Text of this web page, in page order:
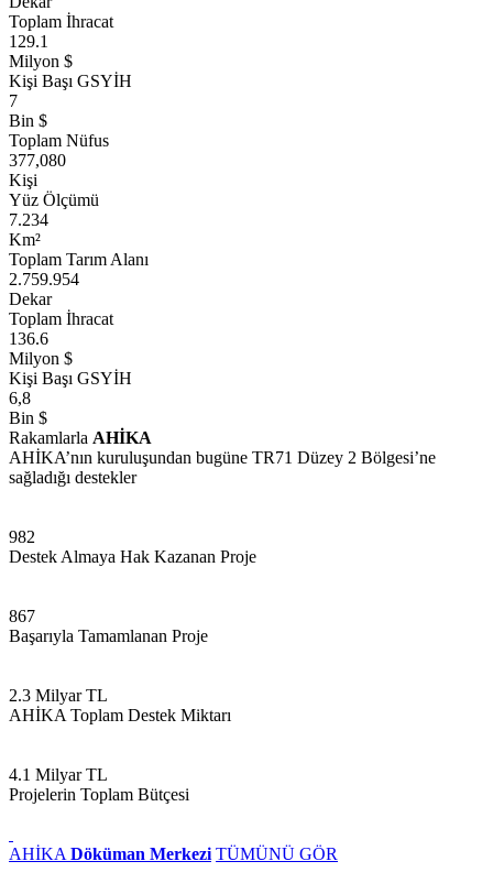
Toplam İhracat
129.1
Milyon $
Kişi Başı GSYİH
7
Bin $
Toplam Nüfus
377,080
Kişi
Yüz Ölçümü
7.234
Km²
Toplam Tarım Alanı
2.759.954
Dekar
Toplam İhracat
136.6
Milyon $
Kişi Başı GSYİH
6,8
Bin $
Rakamlarla AHİKA
AHİKA’nın kuruluşundan bugüne TR71 Düzey 2 Bölgesi’ne
sağladığı destekler
982
Destek Almaya Hak Kazanan Proje
867
Başarıyla Tamamlanan Proje
2.3 Milyar TL
AHİKA Toplam Destek Miktarı
4.1 Milyar TL
Projelerin Toplam Bütçesi
AHİKA Döküman Merkezi TÜMÜNÜ GÖR